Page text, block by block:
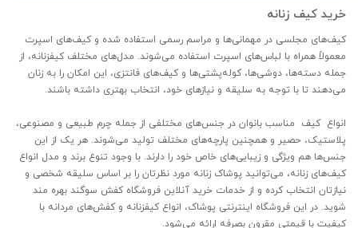
خرید کیف زنانه
کیف‌های مجلسی در مهمانی‌ها و مراسم رسمی استفاده شده و کیف‌های اسپرت
معمولاً همراه با لباس‌های اسپرت استفاده می‌شوند. مدل‌های مختلف کیفزنانه، از
جمله دسته‌ها، دوشی‌ها، کوله‌پشتی‌ها و کیف‌های فانتزی، این امکان را به زنان
می‌دهند تا با توجه به سلیقه و نیازهای خود، انتخاب بهتری داشته باشند.
انواع کیف مناسب بانوان در جنس‌های مختلفی از جمله چرم طبیعی و مصنوعی،
پلاستیک، حصیر و همچنین پارچه‌های مختلف تولید می‌شوند. هر یک از این
جنس‌ها هم ویژگی‌ و زیبایی‌های خاص خود را دارند. با وجود تنوع برند و مدل‌ انواع
کیف‌های زنانه، می‌توانید پوشاک زنانه مورد نظرتان را بر اساس سلیقه شخصی و
نیازتان انتخاب کرده و از خدمات خرید آنلاین فروشگاه کفش سوگند بهره‌ مند
شوید. در این فروشگاه اینترنتی پوشاک، انواع کیفزنانه و کفش‌های مردانه با
کیفیت با قیمتی مقرون بصرفه ارائه می‌شود.